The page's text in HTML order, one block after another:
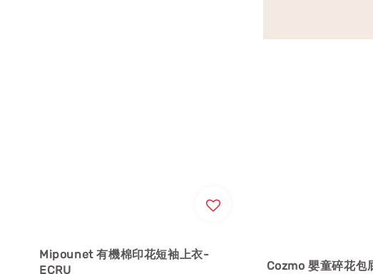
Mipounet 有機棉印花短袖上衣-
ECRU
Cozmo 嬰童碎花